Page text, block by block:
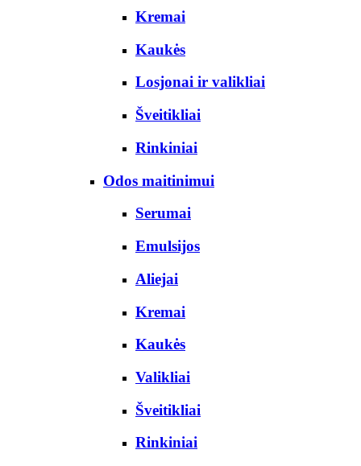
Kremai
Kaukės
Losjonai ir valikliai
Šveitikliai
Rinkiniai
Odos maitinimui
Serumai
Emulsijos
Aliejai
Kremai
Kaukės
Valikliai
Šveitikliai
Rinkiniai